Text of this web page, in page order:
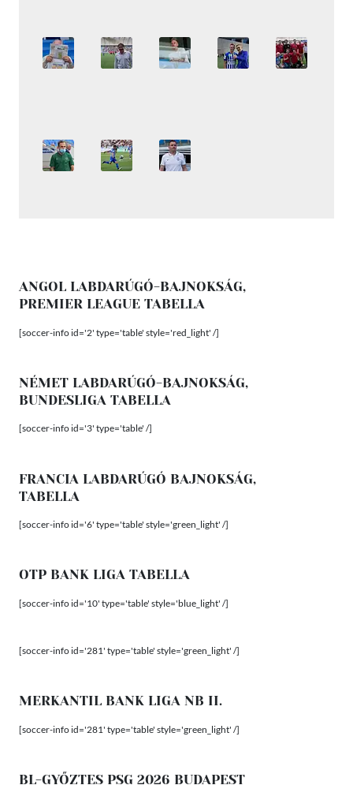
ANGOL LABDARÚGÓ-BAJNOKSÁG,
PREMIER LEAGUE TABELLA
[soccer-info id='2' type='table' style='red_light' /]
NÉMET LABDARÚGÓ-BAJNOKSÁG,
BUNDESLIGA TABELLA
[soccer-info id='3' type='table' /]
FRANCIA LABDARÚGÓ BAJNOKSÁG,
TABELLA
[soccer-info id='6' type='table' style='green_light' /]
OTP BANK LIGA TABELLA
[soccer-info id='10' type='table' style='blue_light' /]
[soccer-info id='281' type='table' style='green_light' /]
MERKANTIL BANK LIGA NB II.
[soccer-info id='281' type='table' style='green_light' /]
BL-GYŐZTES PSG 2026 BUDAPEST